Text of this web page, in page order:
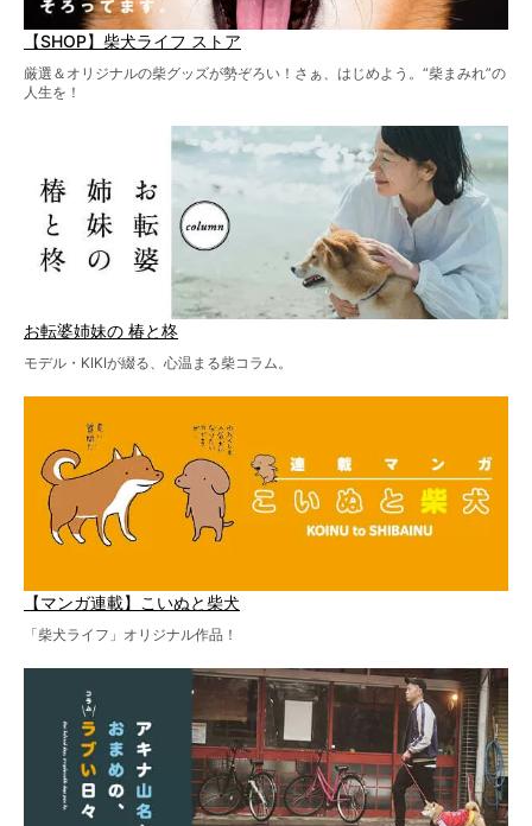
【SHOP】柴犬ライフ ストア
厳選＆オリジナルの柴グッズが勢ぞろい！さぁ、はじめよう。“柴まみれ”の
人生を！
お転婆姉妹の 椿と柊
モデル・KIKIが綴る、心温まる柴コラム。
【マンガ連載】こいぬと柴犬
「柴犬ライフ」オリジナル作品！